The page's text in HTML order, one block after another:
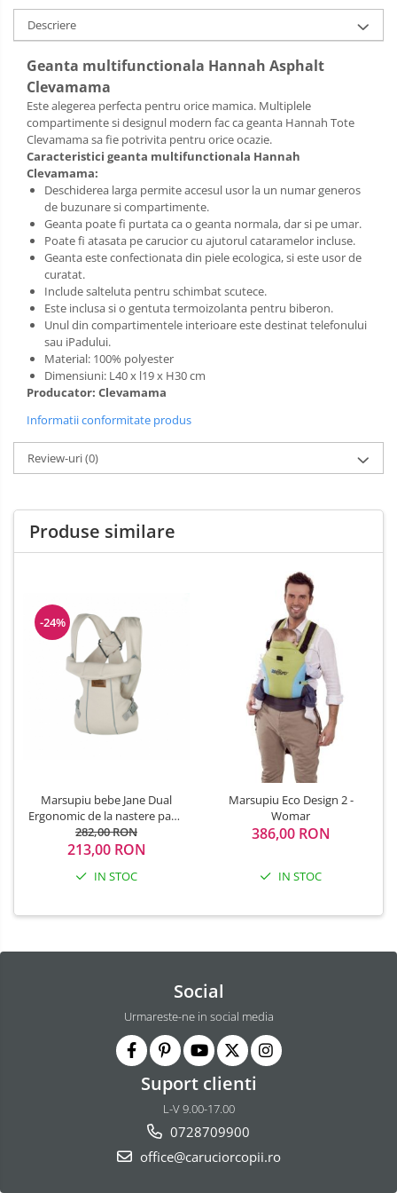
Sac de dormit 130 cm
Sac de dormit 150 cm
Sac de dormit tineret
Saltele de infasat
Descriere
Geanta multifunctionala Hannah Asphalt
Clevamama
Este alegerea perfecta pentru orice mamica. Multiplele
compartimente si designul modern fac ca geanta Hannah Tote
Clevamama sa fie potrivita pentru orice ocazie.
Caracteristici geanta multifunctionala Hannah
Clevamama:
Deschiderea larga permite accesul usor la un numar generos
de buzunare si compartimente.
Geanta poate fi purtata ca o geanta normala, dar si pe umar.
Poate fi atasata pe carucior cu ajutorul cataramelor incluse.
Geanta este confectionata din piele ecologica, si este usor de
curatat.
Include salteluta pentru schimbat scutece.
Este inclusa si o gentuta termoizolanta pentru biberon.
Unul din compartimentele interioare este destinat telefonului
sau iPadului.
Material: 100% polyester
Dimensiuni: L40 x l19 x H30 cm
Producator: Clevamama
Informatii conformitate produs
Review-uri(0)
Produse similare
-24%
Marsupiu bebe Jane Dual
Ergonomic de la nastere pana
la 15 Kg conform EN 13209-
2:2015 Sand
282,00 RON
213,00 RON
IN STOC
Marsupiu Eco Design 2 -
Womar
386,00 RON
IN STOC
Social
Urmareste-ne in social media
Suport clienti
L-V 9.00-17.00
0728709900
office@caruciorcopii.ro